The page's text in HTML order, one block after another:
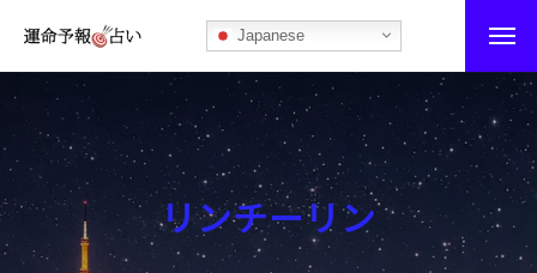
Japanese
運命予報占い
運命予報占いとは
あなたの所属部屋を探そう！リンチーリン